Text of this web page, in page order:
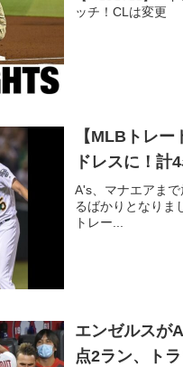
ッチ！CLは変更
【MLBトレ
ドレスに！計
A's、マナエアま
るばかりとなりま
トレー...
エンゼルスが
点2ラン、ト